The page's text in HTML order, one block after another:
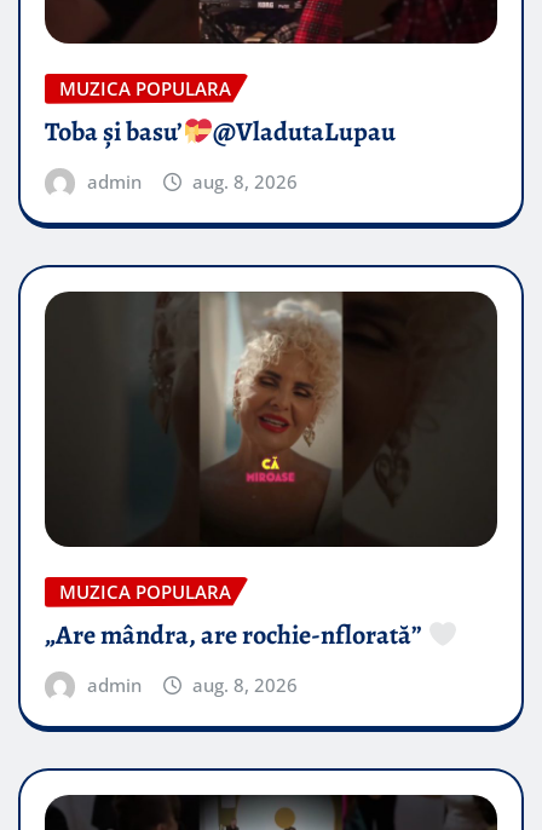
MUZICA POPULARA
Toba și basu’ @VladutaLupau
admin aug. 8, 2026
MUZICA POPULARA
„Are mândra, are rochie-nflorată”
admin aug. 8, 2026